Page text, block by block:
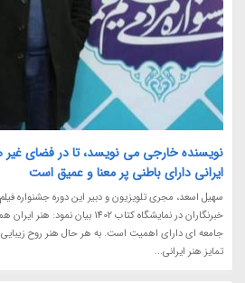
نویسنده خارجی می نویسد، تا در فضای غیر
ایرانی دارای باطنی پر معنا و عمیق است
سهیل اسعد، مجری تلویزیون و دبیر این دوره جشنواره
خبرنگاران در نمایشگاه کتاب 1402
جامعه ای دارای اهمیت است. به هر حال هنر روح
تمایز هنر ایرانی...